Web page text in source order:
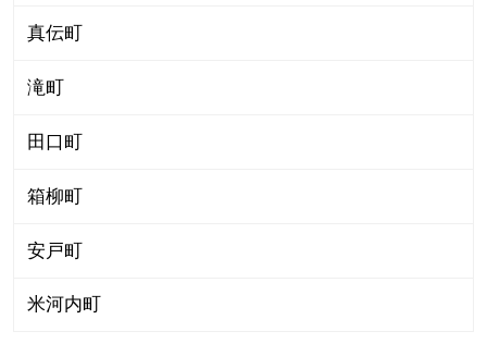
真伝町
滝町
田口町
箱柳町
安戸町
米河内町